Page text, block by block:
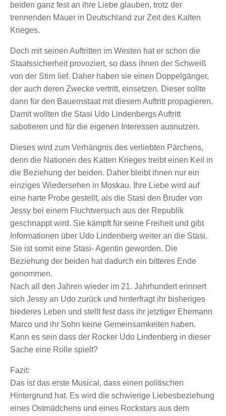
beiden ganz fest an ihre Liebe glauben, trotz der
trennenden Mauer in Deutschland zur Zeit des Kalten
Krieges.
Doch mit seinen Auftritten im Westen hat er schon die
Staatssicherheit provoziert, so dass ihnen der Schweiß
von der Stirn lief. Daher haben sie einen Doppelgänger,
der auch deren Zwecke vertritt, einsetzen. Dieser sollte
dann für den Bauernstaat mit diesem Auftritt propagieren.
Damit wollten die Stasi Udo Lindenbergs Auftritt
sabotieren und für die eigenen Interessen ausnutzen.
Dieses wird zum Verhängnis des verliebten Pärchens,
denn die Nationen des Kalten Krieges treibt einen Keil in
die Beziehung der beiden. Daher bleibt ihnen nur ein
einziges Wiedersehen in Moskau. Ihre Liebe wird auf
eine harte Probe gestellt, als die Stasi den Bruder von
Jessy bei einem Fluchtversuch aus der Republik
geschnappt wird. Sie kämpft für seine Freiheit und gibt
Informationen über Udo Lindenberg weiter an die Stasi.
Sie ist somit eine Stasi- Agentin geworden. Die
Beziehung der beiden hat dadurch ein bitteres Ende
genommen.
Nach all den Jahren wieder im 21. Jahrhundert erinnert
sich Jessy an Udo zurück und hinterfragt ihr bisheriges
biederes Leben und stellt fest dass ihr jetztiger Ehemann
Marco und ihr Sohn keine Gemeinsamkeiten haben.
Kann es sein dass der Rocker Udo Lindenberg in dieser
Sache eine Rolle spielt?
Fazit:
Das ist das erste Musical, dass einen politischen
Hintergrund hat. Es wird die schwierige Liebesbeziehung
eines Ostmädchens und eines Rockstars aus dem